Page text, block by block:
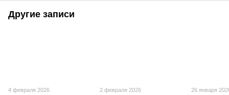
Другие записи
4 февраля 2026 2 февраля 2026 26 января